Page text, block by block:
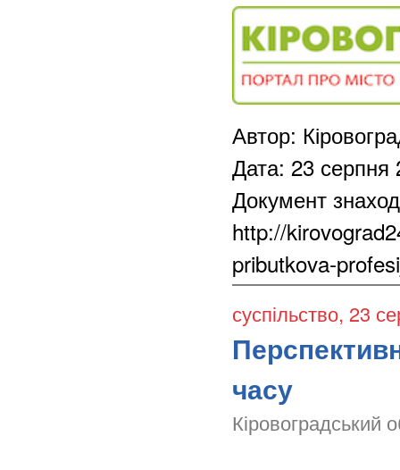
Автор:
Дата: 23 серпня
Документ
http://
pributkova-
суспільство, 23
часу
Кіровоградський